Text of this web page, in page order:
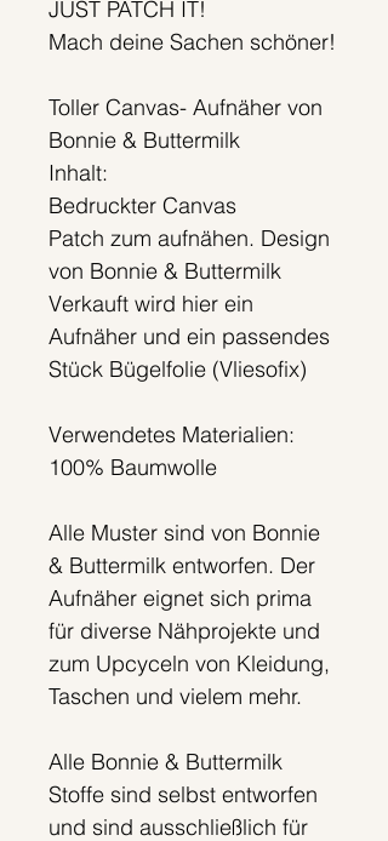
JUST PATCH IT!
Mach deine Sachen schöner!
Toller Canvas- Aufnäher von
Bonnie & Buttermilk
Inhalt:
Bedruckter Canvas
Patch zum aufnähen. Design
von Bonnie & Buttermilk
Verkauft wird hier ein
Aufnäher und ein passendes
Stück Bügelfolie (Vliesofix)
Verwendetes Materialien:
100% Baumwolle
Alle Muster sind von Bonnie
& Buttermilk entworfen. Der
Aufnäher eignet sich prima
für diverse Nähprojekte und
zum Upcyceln von Kleidung,
Taschen und vielem mehr.
Alle Bonnie & Buttermilk
Stoffe sind selbst entworfen
und sind ausschließlich für